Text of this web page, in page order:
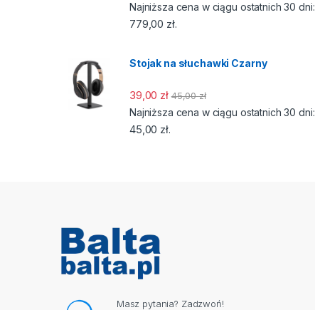
Najniższa cena w ciągu ostatnich 30 dni:
779,00 zł.
Stojak na słuchawki Czarny
39,00 zł 45,00zł
Najniższa cena w ciągu ostatnich 30 dni:
45,00 zł.
Masz pytania? Zadzwoń!